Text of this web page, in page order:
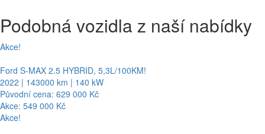
Podobná vozidla z naší nabídky
Akce!
Ford S-MAX 2.5 HYBRID, 5,3L/100KM!
2022 | 143000 km | 140 kW
Původní cena: 629 000 Kč
Akce: 549 000 Kč
Akce!